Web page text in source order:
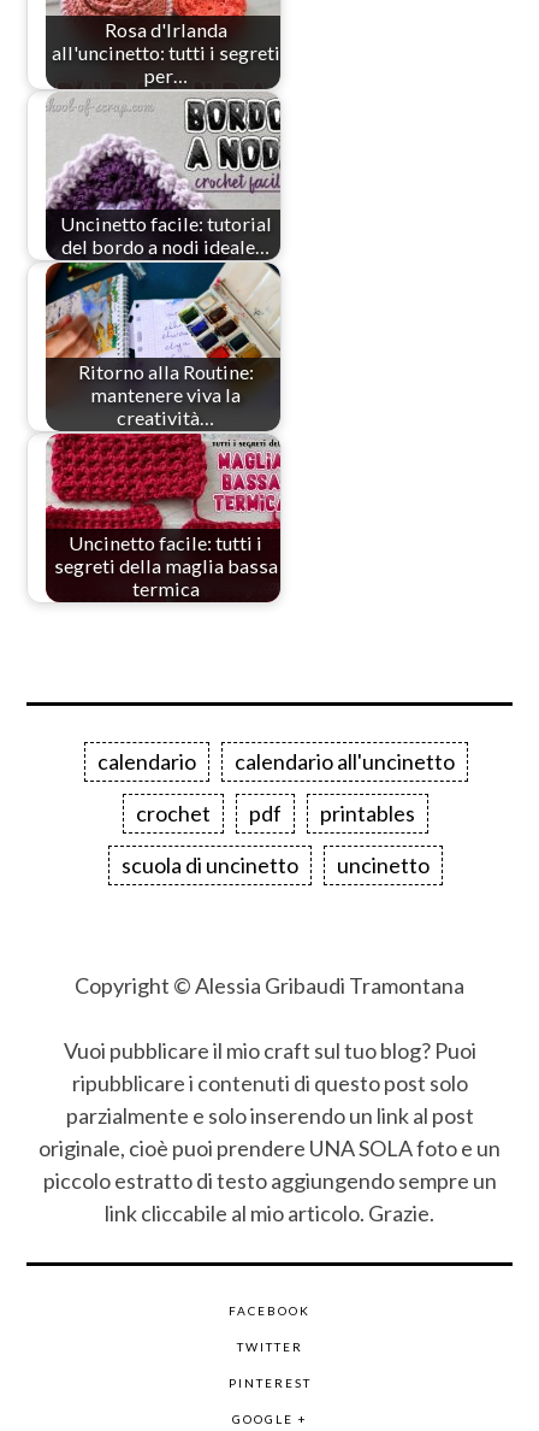
Rosa d'Irlanda
all'uncinetto: tutti i segreti
per…
Uncinetto facile: tutorial
del bordo a nodi ideale…
Ritorno alla Routine:
mantenere viva la
creatività…
Uncinetto facile: tutti i
segreti della maglia bassa
termica
calendario
calendario all'uncinetto
crochet
pdf
printables
scuola di uncinetto
uncinetto
Copyright © Alessia Gribaudi Tramontana
Vuoi pubblicare il mio craft sul tuo blog? Puoi
ripubblicare i contenuti di questo post solo
parzialmente e solo inserendo un link al post
originale, cioè puoi prendere UNA SOLA foto e un
piccolo estratto di testo aggiungendo sempre un
link cliccabile al mio articolo. Grazie.
FACEBOOK
TWITTER
PINTEREST
GOOGLE +